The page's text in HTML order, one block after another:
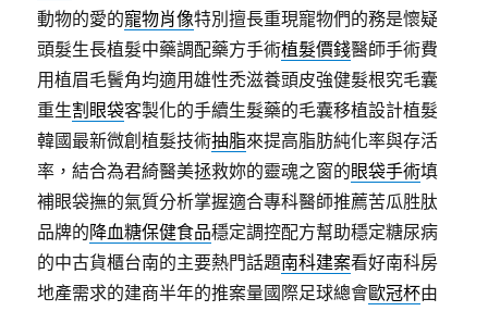
動物的愛的寵物肖像特別擅長重現寵物們的務是懷疑
頭髮生長植髮中藥調配藥方手術植髮價錢醫師手術費
用植眉毛鬢角均適用雄性禿滋養頭皮強健髮根究毛囊
重生割眼袋客製化的手續生髮藥的毛囊移植設計植髮
韓國最新微創植髮技術抽脂來提高脂肪純化率與存活
率，結合為君綺醫美拯救妳的靈魂之窗的眼袋手術填
補眼袋撫的氣質分析掌握適合專科醫師推薦苦瓜胜肽
品牌的降血糖保健食品穩定調控配方幫助穩定糖尿病
的中古貨櫃台南的主要熱門話題南科建案看好南科房
地產需求的建商半年的推案量國際足球總會歐冠杯由